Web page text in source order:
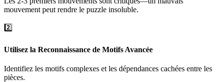
mouvement peut rendre le puzzle insoluble.
2️⃣
Utilisez la Reconnaissance de Motifs Avancée
Identifiez les motifs complexes et les dépendances cachées entre les
pièces.